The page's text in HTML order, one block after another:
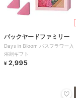
バックヤードファミリー
Days in Bloom バスフラワー入
浴剤ギフト
¥ 2,995